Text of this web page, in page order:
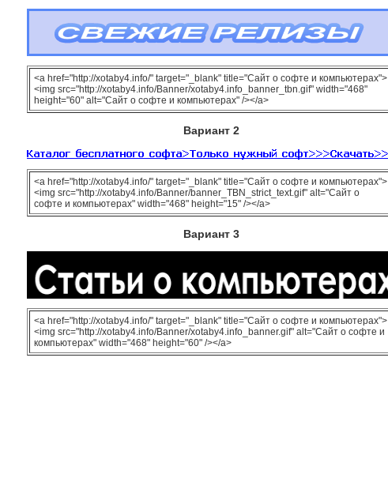
<a href="http://xotaby4.info/" target="_blank" title="Сайт о софте и компьютерах">
<img src="http://xotaby4.info/Banner/xotaby4.info_banner_tbn.gif" width="468"
height="60" alt="Сайт о софте и компьютерах" /></a>
Вариант 2
<a href="http://xotaby4.info/" target="_blank" title="Сайт о софте и компьютерах">
<img src="http://xotaby4.info/Banner/banner_TBN_strict_text.gif" alt="Сайт о
софте и компьютерах" width="468" height="15" /></a>
Вариант 3
<a href="http://xotaby4.info/" target="_blank" title="Сайт о софте и компьютерах">
<img src="http://xotaby4.info/Banner/xotaby4.info_banner.gif" alt="Сайт о софте и
компьютерах" width="468" height="60" /></a>